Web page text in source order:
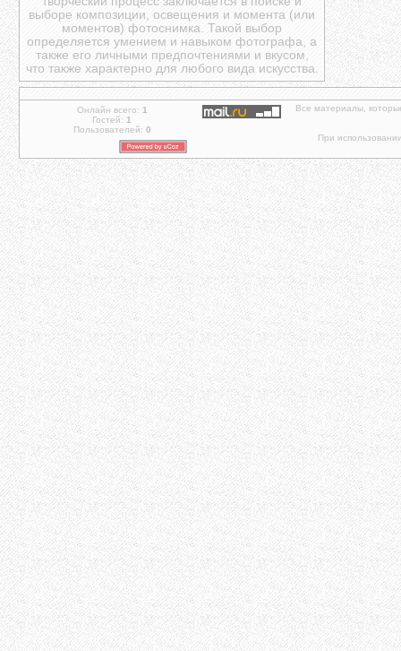
выборе композиции, освещения и момента (или
моментов) фотоснимка. Такой выбор
определяется умением и навыком фотографа, а
также его личными предпочтениями и вкусом,
что также характерно для любого вида искусства.
Онлайн всего: 1
Гостей: 1
Пользователей: 0
Все материалы,
При